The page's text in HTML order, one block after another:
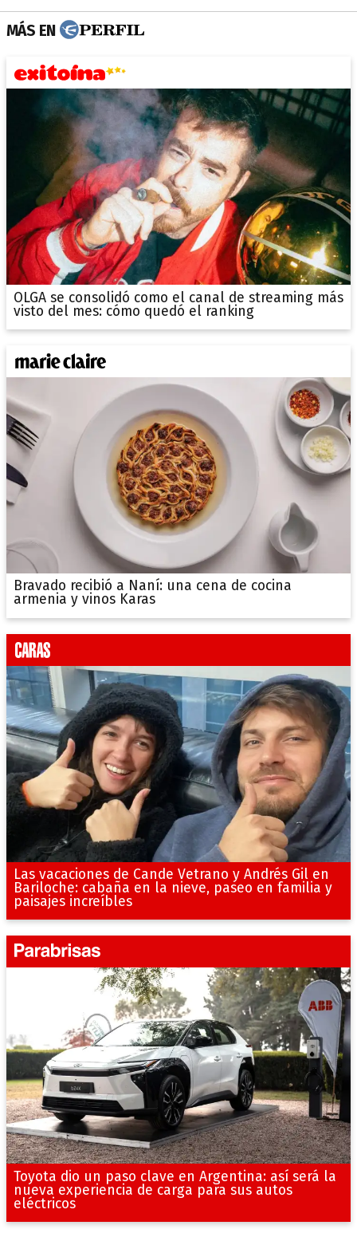
MÁS EN
OLGA se consolidó como el canal de streaming más
visto del mes: cómo quedó el ranking
Bravado recibió a Naní: una cena de cocina
armenia y vinos Karas
Las vacaciones de Cande Vetrano y Andrés Gil en
Bariloche: cabaña en la nieve, paseo en familia y
paisajes increíbles
Toyota dio un paso clave en Argentina: así será la
nueva experiencia de carga para sus autos
eléctricos